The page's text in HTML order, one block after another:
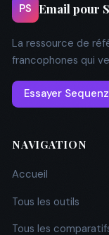
PS Email pour
La ressource de
francophones qui
Essayer
NAVIGATION
Accueil
Tous les outils
Tous les